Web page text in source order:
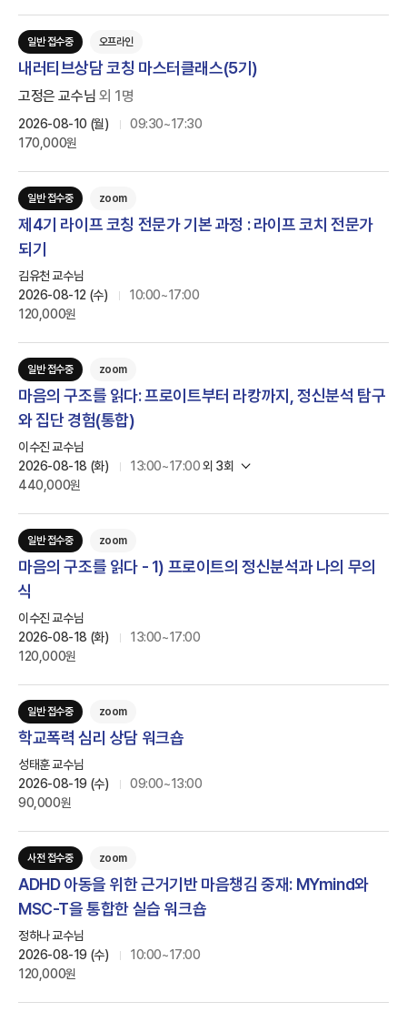
인싸이트는 '학지사 심리검사연구소'의 새 이름입니다.
일반 접수중 오프라인
내러티브상담 코칭 마스터클래스(5기)
고정은 교수님 외 1명
2026-08-10 (월)
09:30~17:30
170,000원
일반 접수중 zoom
제4기 라이프 코칭 전문가 기본 과정 : 라이프 코치 전문가
되기
김유천 교수님
2026-08-12 (수)
10:00~17:00
120,000원
일반 접수중 zoom
마음의 구조를 읽다: 프로이트부터 라캉까지, 정신분석 탐구
와 집단 경험(통합)
이수진 교수님
2026-08-18 (화)
13:00~17:00외 3회
440,000원
일반 접수중 zoom
마음의 구조를 읽다 - 1) 프로이트의 정신분석과 나의 무의
식
이수진 교수님
2026-08-18 (화)
13:00~17:00
120,000원
일반 접수중 zoom
학교폭력 심리 상담 워크숍
성태훈 교수님
2026-08-19 (수)
09:00~13:00
90,000원
사전 접수중 zoom
ADHD 아동을 위한 근거기반 마음챙김 중재: MYmind와
MSC-T을 통합한 실습 워크숍
정하나 교수님
2026-08-19 (수)
10:00~17:00
120,000원